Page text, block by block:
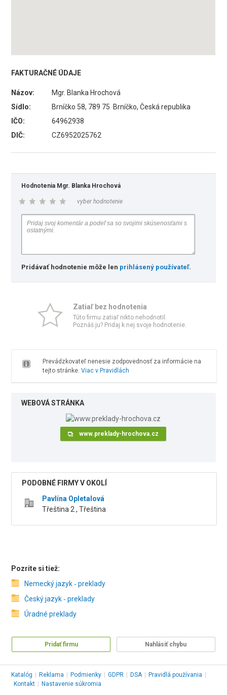
FAKTURAČNÉ ÚDAJE
Názov:
Mgr. Blanka Hrochová
Sídlo:
Brníčko 58, 789 75 Brníčko, Česká republika
IČO:
64962938
DIČ:
CZ6952025762
Hodnotenia Mgr. Blanka Hrochová
vyber hodnotenie
Pridávať hodnotenie môže len prihlásený používateľ.
Zatiaľ bez hodnotenia
Túto firmu zatiaľ nikto nehodnotil.
Poznáš ju? Pridaj k nej svoje hodnotenie.
Prevádzkovateľ nenesie zodpovednosť za informácie na
tejto stránke. Viac v Pravidlách
WEBOVÁ STRÁNKA
www.preklady-hrochova.cz
PODOBNÉ FIRMY V OKOLÍ
Pavlína Opletalová
Třeština 2 , Třeština
Pozrite si tiež:
Nemecký jazyk ‑ preklady
Český jazyk ‑ preklady
Úradné preklady
Pridať firmu Nahlásiť chybu
Katalóg Reklama Podmienky GDPR DSA Pravidlá používania
Kontakt
Nastavenie súkromia